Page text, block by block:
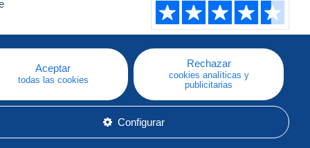
Aceptar
todas las cookies
Rechazar
cookies analíticas y
publicitarias
Configurar